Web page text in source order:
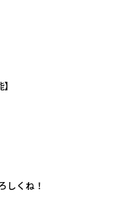
しくね！